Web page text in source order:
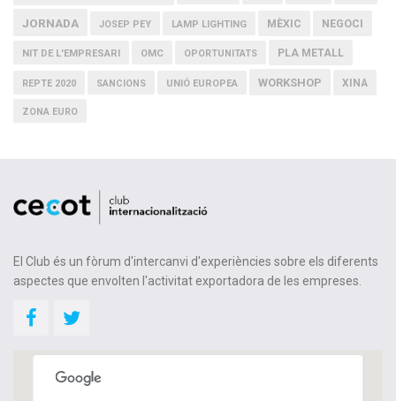
JORNADA JOSEP PEY LAMP LIGHTING MÈXIC NEGOCI
NIT DE L'EMPRESARI OMC OPORTUNITATS PLA METALL
REPTE 2020 SANCIONS UNIÓ EUROPEA WORKSHOP XINA
ZONA EURO
El Club és un fòrum d'intercanvi d'experiències sobre els diferents
aspectes que envolten l'activitat exportadora de les empreses.